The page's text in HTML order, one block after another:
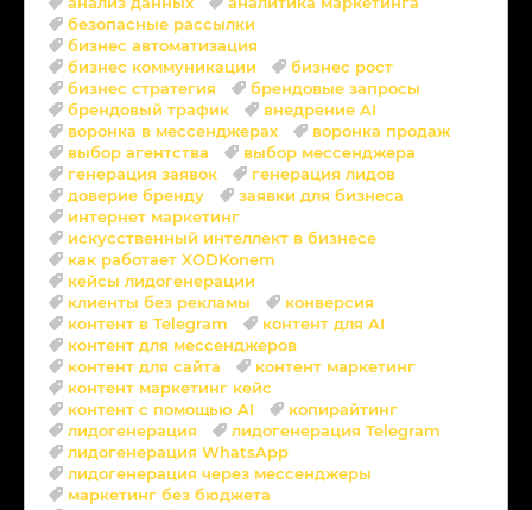
безопасные рассылки
бизнес автоматизация
бизнес коммуникации
бизнес рост
бизнес стратегия
брендовые запросы
брендовый трафик
внедрение AI
воронка в мессенджерах
воронка продаж
выбор агентства
выбор мессенджера
генерация заявок
генерация лидов
доверие бренду
заявки для бизнеса
интернет маркетинг
искусственный интеллект в бизнесе
как работает XODKonem
кейсы лидогенерации
клиенты без рекламы
конверсия
контент в Telegram
контент для AI
контент для мессенджеров
контент для сайта
контент маркетинг
контент маркетинг кейс
контент с помощью AI
копирайтинг
лидогенерация
лидогенерация Telegram
лидогенерация WhatsApp
лидогенерация через мессенджеры
маркетинг без бюджета